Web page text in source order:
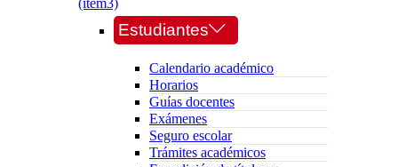
Estudiantes
Calendario académico
Horarios
Guías docentes
Exámenes
Seguro escolar
Trámites académicos